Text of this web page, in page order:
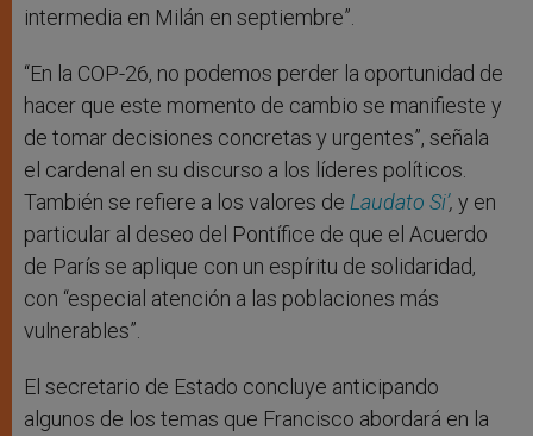
intermedia en Milán en septiembre”.
“En la COP-26, no podemos perder la oportunidad de
hacer que este momento de cambio se manifieste y
de tomar decisiones concretas y urgentes”, señala
el cardenal en su discurso a los líderes políticos.
También se refiere a los valores de Laudato Si’, y en
particular al deseo del Pontífice de que el Acuerdo
de París se aplique con un espíritu de solidaridad,
con “especial atención a las poblaciones más
vulnerables”.
El secretario de Estado concluye anticipando
algunos de los temas que Francisco abordará en la